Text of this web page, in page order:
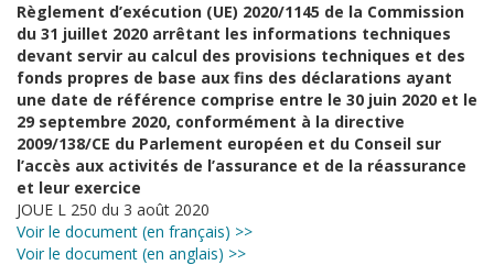
Règlement d’exécution (UE) 2020/1145 de la Commission
du 31 juillet 2020 arrêtant les informations techniques
devant servir au calcul des provisions techniques et des
fonds propres de base aux fins des déclarations ayant
une date de référence comprise entre le 30 juin 2020 et le
29 septembre 2020, conformément à la directive
2009/138/CE du Parlement européen et du Conseil sur
l’accès aux activités de l’assurance et de la réassurance
et leur exercice
JOUE L 250 du 3 août 2020
Voir le document (en français) >>
Voir le document (en anglais) >>